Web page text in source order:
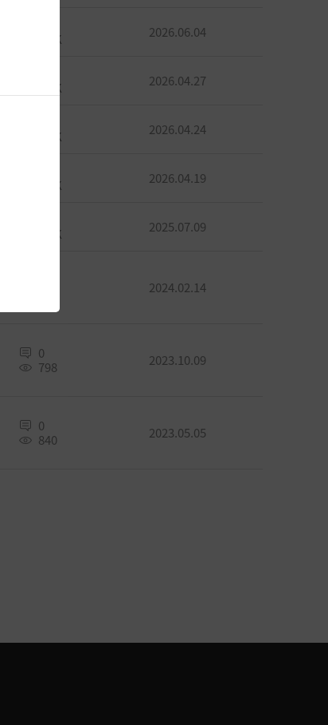
2.5K
2026.06.04
2.7K
2026.04.27
1.9K
2026.04.24
1.9K
2026.04.19
1.3K
2025.07.09
2024.02.14
0
798
2023.10.09
0
840
2023.05.05